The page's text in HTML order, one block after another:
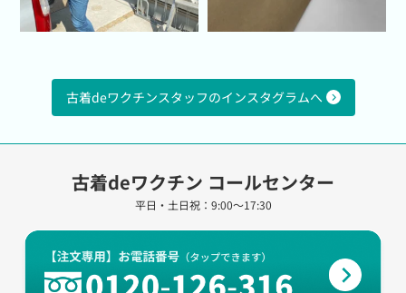
古着deワクチンスタッフのインスタグラムへ
古着deワクチン コールセンター
平日・土日祝：9:00～17:30